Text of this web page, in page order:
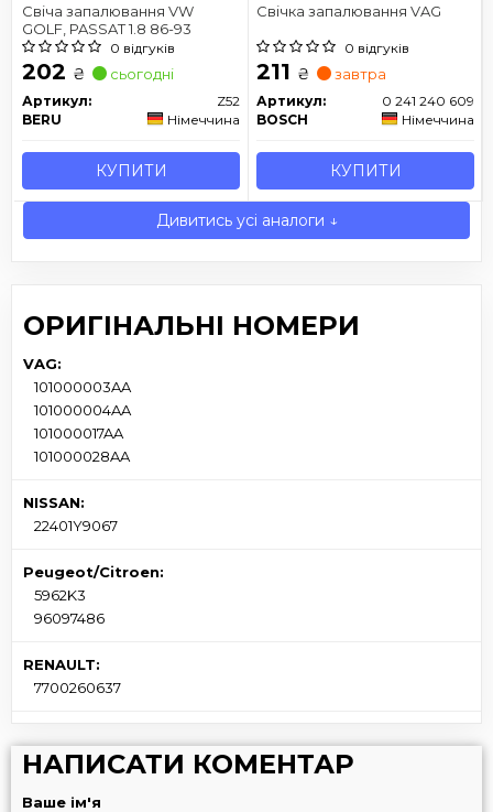
Свіча запалювання VW
GOLF, PASSAT 1.8 86-93
0 відгуків
202 ₴ сьогодні
Артикул:
Z52
BERU
Німеччина
КУПИТИ
Свічка запалювання VAG
0 відгуків
211 ₴ завтра
Артикул:
0 241 240 609
BOSCH
Німеччина
КУПИТИ
Дивитись усі аналоги ↓
ОРИГІНАЛЬНІ НОМЕРИ
VAG:
101000003AA
101000004AA
101000017AA
101000028AA
NISSAN:
22401Y9067
Peugeot/Citroen:
5962K3
96097486
RENAULT:
7700260637
НАПИСАТИ КОМЕНТАР
Ваше ім'я